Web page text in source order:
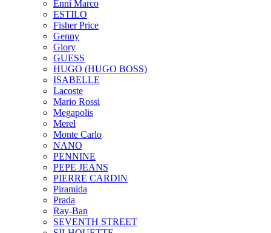
Enni Marco
ESTILO
Fisher Price
Genny
Glory
GUESS
HUGO (HUGO BOSS)
ISABELLE
Lacoste
Mario Rossi
Megapolis
Merel
Monte Carlo
NANO
PENNINE
PEPE JEANS
PIERRE CARDIN
Piramida
Prada
Ray-Ban
SEVENTH STREET